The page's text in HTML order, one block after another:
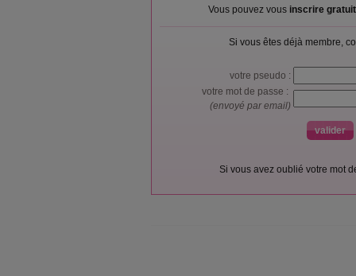
Vous pouvez vous inscrire
Si vous êtes déjà membre,
votre pseudo :
votre mot de passe :
(envoyé par email)
Si vous avez oublié votre mot